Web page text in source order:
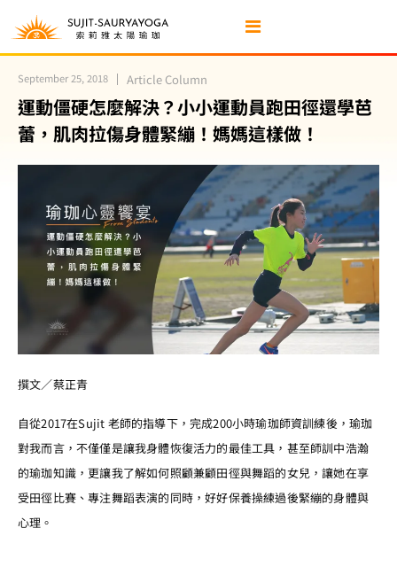
September 25, 2018 Article Column
運動僵硬怎麼解決？小小運動員跑田徑還學芭
蕾，肌肉拉傷身體緊繃！媽媽這樣做！
撰文／蔡正青
自從2017在Sujit 老師的指導下，完成200小時瑜珈師資訓練後，瑜珈
對我而言，不僅僅是讓我身體恢復活力的最佳工具，甚至師訓中浩瀚
的瑜珈知識，更讓我了解如何照顧兼顧田徑與舞蹈的女兒，讓她在享
受田徑比賽、專注舞蹈表演的同時，好好保養操練過後緊繃的身體與
心理。